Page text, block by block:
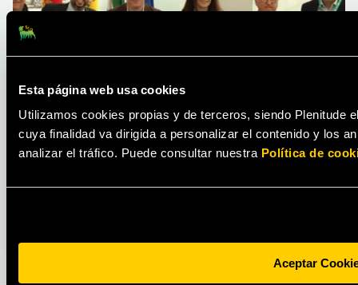
Esta página web usa cookies
Utilizamos cookies propias y de terceros, siendo Plenitude
cuya finalidad va dirigida a personalizar el contenido y los
analizar el tráfico. Puede consultar nuestra Política de
Aceptar
ACTUALIDAD
Plenitude inicia la construcción del parque
fotovoltaico Renopool de 330 MW en
empresa